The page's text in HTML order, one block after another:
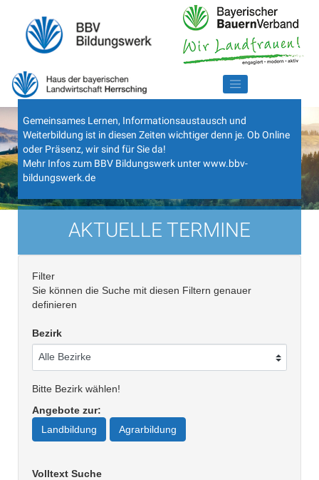
Gemeinsames Lernen, Informationsaustausch und
Weiterbildung ist in diesen Zeiten wichtiger denn je. Ob Online
oder Präsenz, wir sind für Sie da!
Mehr Infos zum BBV Bildungswerk unterwww.bbv-
bildungswerk.de
AKTUELLE TERMINE
Filter
Sie können die Suche mit diesen Filtern genauer
definieren
Bezirk
Bitte Bezirk wählen!
Angebote zur:
Landbildung
Agrarbildung
Volltext Suche